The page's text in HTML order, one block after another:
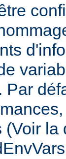
Par
(Voir la